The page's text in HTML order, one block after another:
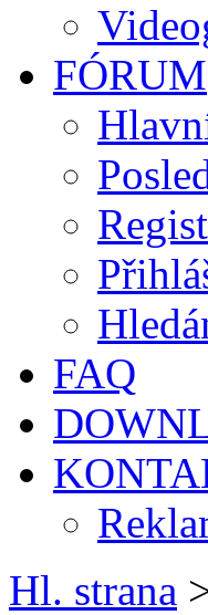
FÓRUM
FAQ
Hl. strana